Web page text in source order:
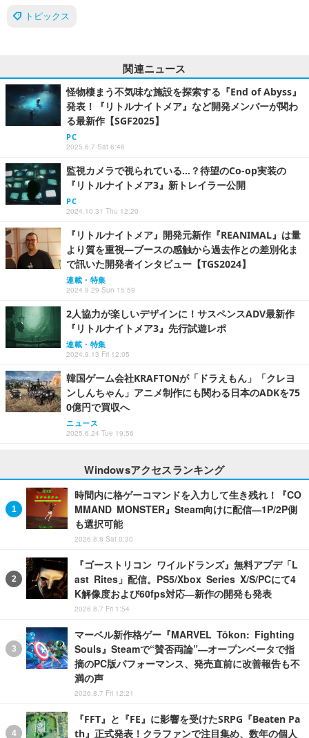
トピックス
関連ニュース
怪物棲まう不気味な施設を探索する『End of Abyss』
発表！『リトルナイトメア』など開発メンバーが関わ
る最新作【SGF2025】
PC
2025.6.7 Sat 6:46
監視カメラで視られている…？待望のCo-op実装の
『リトルナイトメア3』新トレイラー公開
PC
2024.10.31 Thu 12:20
『リトルナイトメア』開発元新作『REANIMAL』は量
より質を重視―ブースの感触から過去作との差別化ま
で訊いた開発者インタビュー【TGS2024】
連載・特集
2024.9.29 Sun 15:59
2人協力が楽しいデザインに！サスペンスADV最新作
『リトルナイトメア3』先行試遊レポ
連載・特集
2024.9.13 Fri 12:05
韓国ゲーム会社KRAFTONが「ドラえもん」「クレヨ
ンしんちゃん」アニメ制作にも関わる日本のADKを75
0億円で買収へ
ニュース
2025.6.24 Tue 19:56
Windowsアクセスランキング
時間内に格ゲーコマンドを入力して生き残れ！『CO
MMAND MONSTER』Steam向けに配信―1P/2P側
も選択可能
2026.8.8 Sat 0:30
『ゴーストリコン ワイルドランズ』無料アプデ「L
ast Rites」配信。PS5/Xbox Series X/S/PCにて4
K解像度および60fps対応―新作の開発も発表
2026.8.7 Fri 1:54
マーベル新作格ゲー『MARVEL Tōkon: Fighting
Souls』Steamで“賛否両論”―オープンベータで指
摘のPC版パフォーマンス、発売直前に改善報告も不
満の声
2026.8.7 Fri 12:21
『FFT』と『FE』に影響を受けたSRPG『Beaten Pa
th』正式発表！クラファンで注目集め、数年の個人